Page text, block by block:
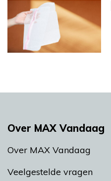
Over MAX Vandaag
Over MAX Vandaag
Veelgestelde vragen